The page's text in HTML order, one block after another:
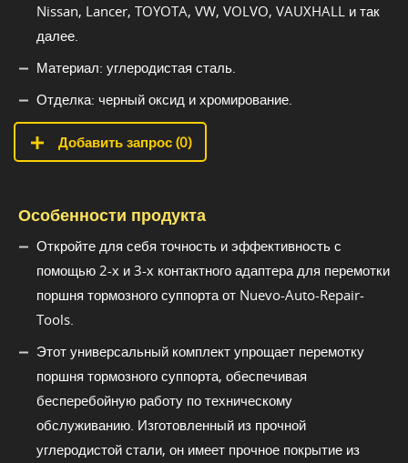
Nissan, Lancer, TOYOTA, VW, VOLVO, VAUXHALL и так
далее.
Материал: углеродистая сталь.
Отделка: черный оксид и хромирование.
Добавить запрос (0)
Особенности продукта
Откройте для себя точность и эффективность с
помощью 2-х и 3-х контактного адаптера для перемотки
поршня тормозного суппорта от Nuevo-Auto-Repair-
Tools.
Этот универсальный комплект упрощает перемотку
поршня тормозного суппорта, обеспечивая
бесперебойную работу по техническому
обслуживанию. Изготовленный из прочной
углеродистой стали, он имеет прочное покрытие из